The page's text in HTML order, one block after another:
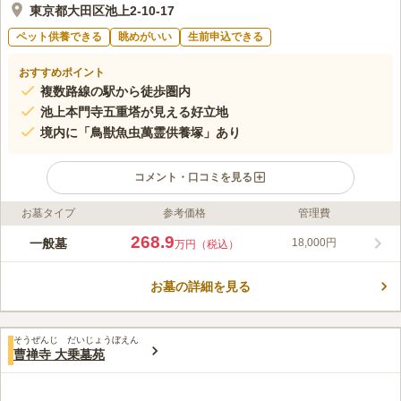
東京都大田区池上2-10-17
ペット供養できる 眺めがいい 生前申込できる
おすすめポイント
複数路線の駅から徒歩圏内
池上本門寺五重塔が見える好立地
境内に「鳥獣魚虫萬霊供養塚」あり
コメント・口コミを見る
ライフドット編集部のコメント
妙玄山 實相寺は、450年以上の長い歴史を持つ日蓮宗の寺院墓地
ます。實相寺は閑静で落ち着いた雰囲気ながらも人が行き交う親
散歩も楽しめます。
口コミ評価
この霊園はまだ誰からも評価されていません。
お墓タイプ 参考価格 管理費
一般墓 268.9万円（税込） 18,000円
お墓の詳細を見る
そうぜんじ だいじょうぼえん
曹禅寺 大乗墓苑